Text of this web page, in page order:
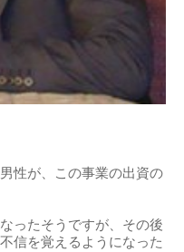
性が、この事業の出資の
ったそうですが、その後
信を覚えるようになった